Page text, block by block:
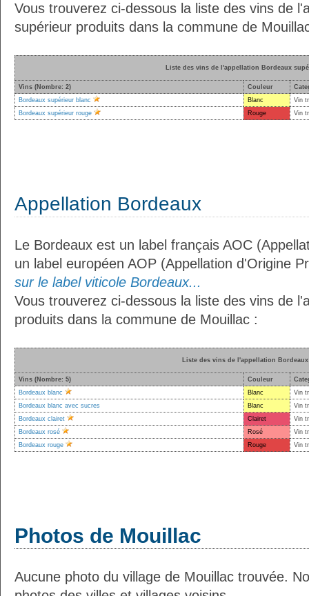
Vous trouverez ci-dessous la liste des vins de
supérieur produits dans la commune de
Liste des vins de l'appellation Bordeaux
Vins (Nombre: 2) Couleur
Bordeaux supérieur blanc
Blanc
Vin
Bordeaux supérieur rouge
Rouge Vin
Appellation Bordeaux
Le Bordeaux est un label français AOC
un label européen AOP (Appellation d'Origine
sur le label viticole Bordeaux...
Vous trouverez ci-dessous la liste des vins de
produits dans la commune de Mouillac :
Liste des vins de l'appellation Bordeaux
Vins (Nombre: 5) Couleur
Bordeaux blanc
Blanc
Vin
Bordeaux blanc avec sucres
Blanc
Vin
Bordeaux clairet
Clairet
Vin
Bordeaux rosé
Rosé
Vin
Bordeaux rouge
Rouge Vin
Photos de Mouillac
Aucune photo du village de Mouillac trouvée.